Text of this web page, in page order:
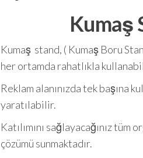
Kumaş
Kumaş stand, ( Kumaş Boru
her ortamda rahatlıkla
Reklam alanınızda tek başına
yaratılabilir.
Katılımını sağlayacağınız
çözümü sunmaktadır.